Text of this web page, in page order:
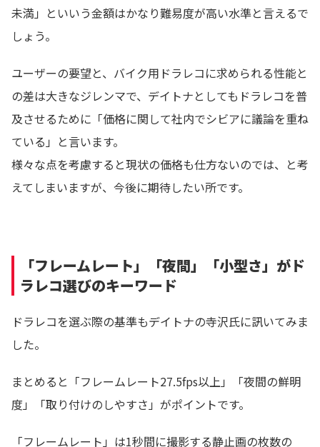
未満」といいう金額はかなり難易度が高い水準と言えるで
しょう。
ユーザーの要望と、バイク用ドラレコに求められる性能と
の差は大きなジレンマで、デイトナとしてもドラレコを普
及させるために「価格に関して社内でシビアに議論を重ね
ている」と言います。
様々な点を考慮すると現状の価格も仕方ないのでは、と考
えてしまいますが、今後に期待したい所です。
「フレームレート」「夜間」「小型さ」がド
ラレコ選びのキーワード
ドラレコを選ぶ際の基準もデイトナの寺沢氏に訊いてみま
した。
まとめると「フレームレート27.5fps以上」「夜間の鮮明
度」「取り付けのしやすさ」がポイントです。
「フレームレート」は1秒間に撮影する静止画の枚数の